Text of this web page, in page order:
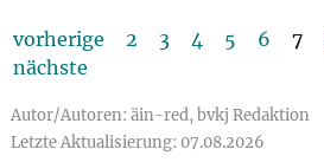
vorherige 2 3 4 5 6 7
nächste
Autor/Autoren: äin-red, bvkj Redaktion
Letzte Aktualisierung: 07.08.2026